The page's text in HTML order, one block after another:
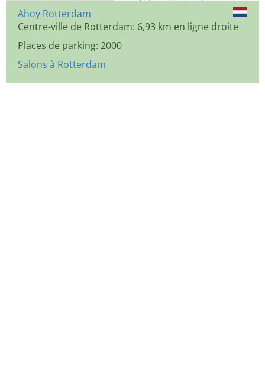
Ahoy Rotterdam
Centre-ville de Rotterdam: 6,93 km en ligne droite
Places de parking: 2000
Salons à Rotterdam